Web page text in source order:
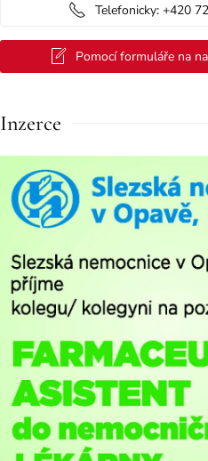
Telefonicky: +420
Pomocí formuláře na
Inzerce